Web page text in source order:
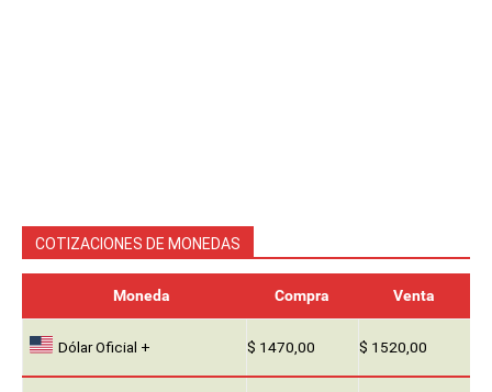
COTIZACIONES DE MONEDAS
Moneda Compra Venta
Dólar Oficial + $ 1470,00 $ 1520,00